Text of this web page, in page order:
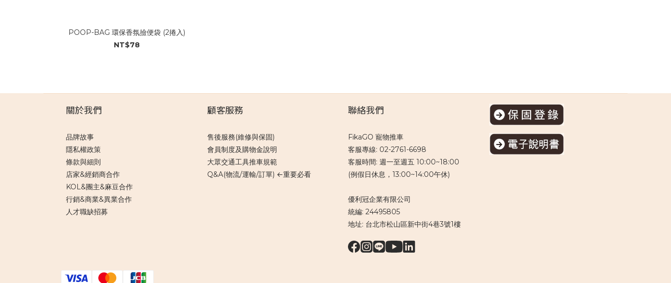
POOP-BAG 環保香氛撿便袋 (2捲入)
NT$78
關於我們
品牌故事
隱私權政策
條款與細則
店家&經銷商合作
KOL&團主&麻豆合作
行銷&商業&異業合作
人才職缺招募
顧客服務
售後服務(維修與保固)
會員制度及購物金說明
大眾交通工具推車規範
Q&A(物流/運輸/訂單) ←重要必看
聯絡我們
FikaGO 寵物推車
客服專線: 02-2761-6698
客服時間: 週一至週五 10:00~18:00
(例假日休息，13:00~14:00午休)
優利冠企業有限公司
統編: 24495805
地址: 台北市松山區新中街4巷3號1樓